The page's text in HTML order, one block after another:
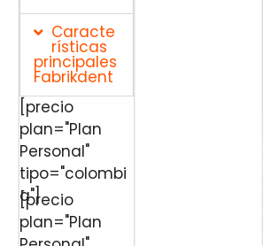
Caracte
rísticas
principales
Fabrikdent
[precio
plan="Plan
Personal"
tipo="colombi
a"]
[precio
plan="Plan